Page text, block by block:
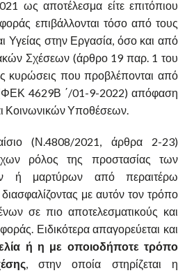
ως αποτέλεσμα είτε επιτόπιου
επιβάλλονται τόσο από τους
Υγείας στην Εργασία, όσο και από
Σχέσεων (άρθρο 19 παρ. 1 του
κυρώσεις που προβλέπονται από
4629Β ΄/01-9-2022) απόφαση
Κοινωνικών Υποθέσεων.
(Ν.4808/2021, άρθρα 2-23)
ρόλος της προστασίας των
ή μαρτύρων από περαιτέρω
με αυτόν τον τρόπο
σε πιο αποτελεσματικούς και
Ειδικότερα απαγορεύεται και
ή η με οποιοδήποτε τρόπο
, στην οποία στηρίζεται η